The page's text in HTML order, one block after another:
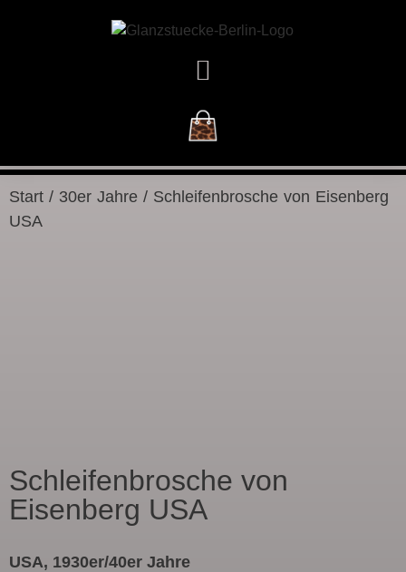
Start / 30er Jahre / Schleifenbrosche von Eisenberg
USA
Schleifenbrosche von
Eisenberg USA
USA, 1930er/40er Jahre